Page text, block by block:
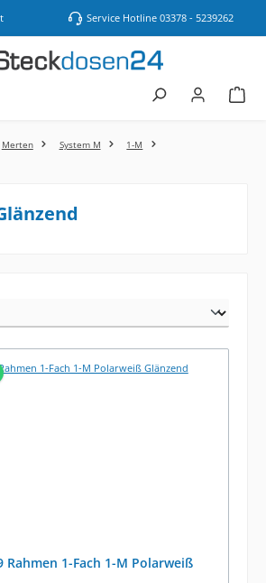
Service Hotline 03378 - 5239262
Merten System M
1-M
Rahmen 1-Fach 1-M Polarweiß